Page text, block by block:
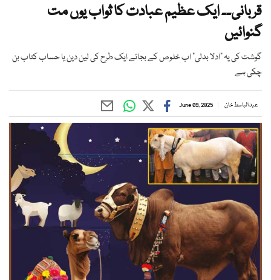
قربانی۔۔ ایک عظیم عبادت کا ثواب یوں مت
گنوائیں
گوشت کی یہ "ادلا بدلی" اب خلوص کے بجائے ایک طرح کی لین دین یا حساب کتاب بن
چکی ہے
عبد الباسط خان June 09, 2025